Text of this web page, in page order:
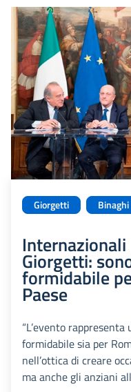
Giorgetti Binaghi
Internazionali
Giorgetti:
formidabile
Paese
“L’evento
formidabile sia per
nell’ottica di creare
ma anche gli anziani